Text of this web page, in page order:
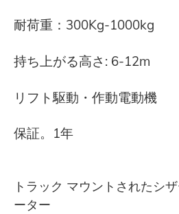
耐荷重：300Kg-1000kg
持ち上がる高さ: 6-12m
リフト駆動・作動電動機
保証。1年
トラック マウントされたシ
ーター